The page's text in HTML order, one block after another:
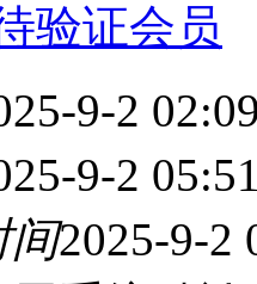
验证会员
9-2
9-2
间2025-9-2